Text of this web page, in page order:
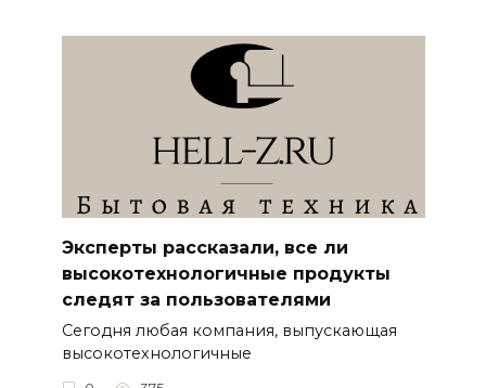
Эксперты рассказали, все ли
высокотехнологичные продукты
следят за пользователями
Сегодня любая компания, выпускающая
высокотехнологичные